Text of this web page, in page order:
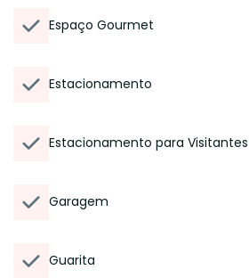
Espaço Gourmet
Estacionamento
Estacionamento para Visitantes
Garagem
Guarita